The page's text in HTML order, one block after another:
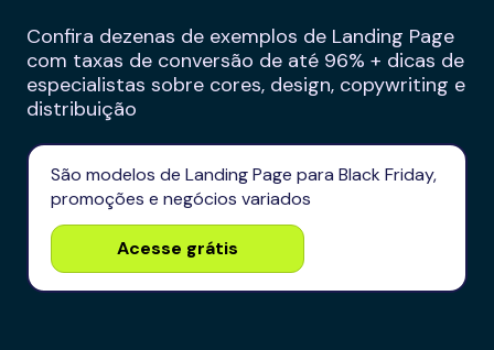
Confira dezenas de exemplos de Landing Page
com taxas de conversão de até 96% + dicas de
especialistas sobre cores, design, copywriting e
distribuição
São modelos de Landing Page para Black Friday,
promoções e negócios variados
Acesse grátis